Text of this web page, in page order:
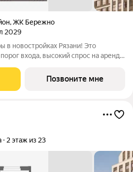
,ЖК Бережно
2029
в новостройках Рязани! Это
входа, высокий спрос на аренду
и
Позвоните мне
2 этаж из 23